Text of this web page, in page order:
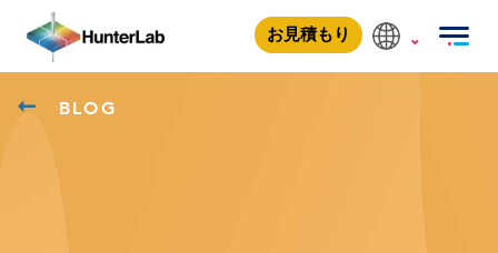
お見積もり
BLOG